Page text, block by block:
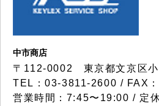
中市商店
〒112-0002 東京都文京区
TEL：03-3811-2600 / FAX
営業時間：7:45〜19:00 / 定